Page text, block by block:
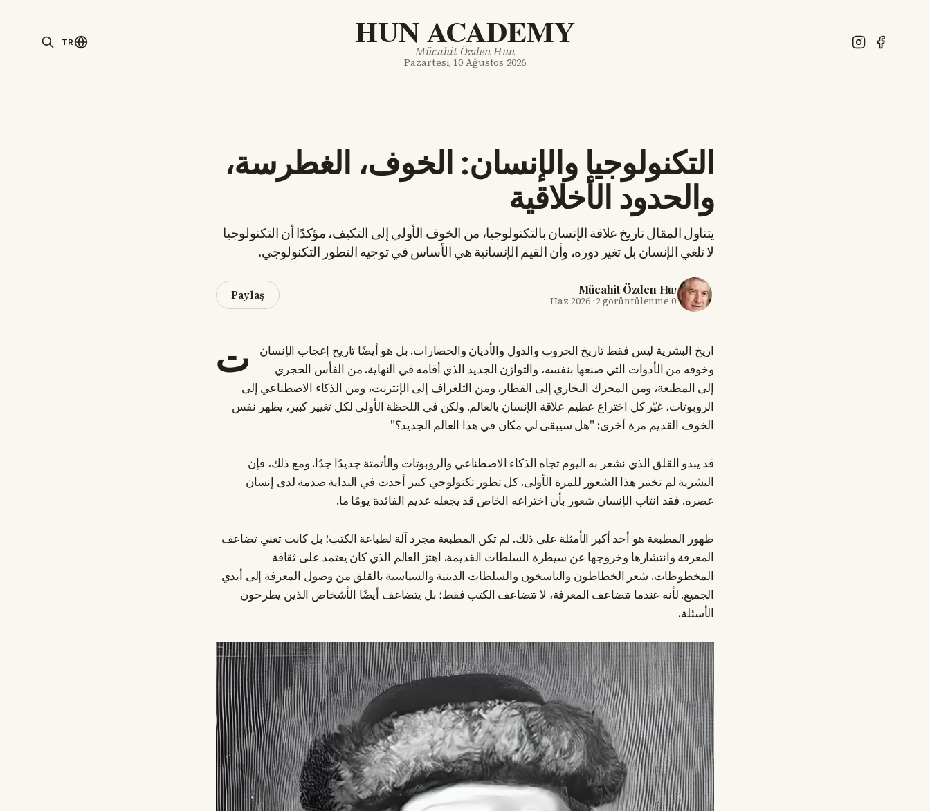
HUN ACADEMY
Mücahit Özden Hun
Pazartesi, 10 Ağustos 2026
TR
التكنولوجيا والإنسان: الخوف، الغطرسة،
والحدود الأخلاقية
يتناول المقال تاريخ علاقة الإنسان بالتكنولوجيا، من الخوف الأولي إلى التكيف، مؤكدًا أن التكنولوجيا
لا تلغي الإنسان بل تغير دوره، وأن القيم الإنسانية هي الأساس في توجيه التطور التكنولوجي.
Mücahit Özden Hun
09 Haz 2026
· 2 görüntülenme
Paylaş
ت
اريخ البشرية ليس فقط تاريخ الحروب والدول والأديان والحضارات. بل هو أيضًا تاريخ إعجاب الإنسان
وخوفه من الأدوات التي صنعها بنفسه، والتوازن الجديد الذي أقامه في النهاية. من الفأس الحجري
إلى المطبعة، ومن المحرك البخاري إلى القطار، ومن التلغراف إلى الإنترنت، ومن الذكاء الاصطناعي إلى
الروبوتات، غيّر كل اختراع عظيم علاقة الإنسان بالعالم. ولكن في اللحظة الأولى لكل تغيير كبير، يظهر نفس
الخوف القديم مرة أخرى: "هل سيبقى لي مكان في هذا العالم الجديد؟"
قد يبدو القلق الذي نشعر به اليوم تجاه الذكاء الاصطناعي والروبوتات والأتمتة جديدًا جدًا. ومع ذلك، فإن
البشرية لم تختبر هذا الشعور للمرة الأولى. كل تطور تكنولوجي كبير أحدث في البداية صدمة لدى إنسان
عصره. فقد انتاب الإنسان شعور بأن اختراعه الخاص قد يجعله عديم الفائدة يومًا ما.
ظهور المطبعة هو أحد أكبر الأمثلة على ذلك. لم تكن المطبعة مجرد آلة لطباعة الكتب؛ بل كانت تعني تضاعف
المعرفة وانتشارها وخروجها عن سيطرة السلطات القديمة. اهتز العالم الذي كان يعتمد على ثقافة
المخطوطات. شعر الخطاطون والناسخون والسلطات الدينية والسياسية بالقلق من وصول المعرفة إلى أيدي
الجميع. لأنه عندما تتضاعف المعرفة، لا تتضاعف الكتب فقط؛ بل يتضاعف أيضًا الأشخاص الذين يطرحون
الأسئلة.